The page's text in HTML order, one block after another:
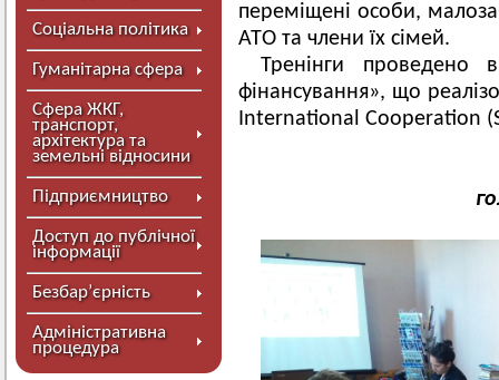
Соціальна політика
Гуманітарна сфера
Сфера ЖКГ,
транспорт,
архітектура та
земельні відносини
Підприємництво
Доступ до публічної
інформації
Безбар’єрність
Адміністративна
процедура
переміщені особи,
АТО та члени їх сімей.
Тренінги проведено
фінансування», що
International Cooperation